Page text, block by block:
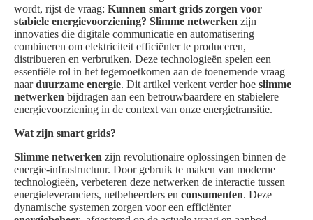
wordt, rijst de vraag: Kunnen smart grids zorgen voor
stabiele energievoorziening? Slimme netwerken zijn
innovaties die digitale communicatie en automatisering
combineren om elektriciteit efficiënter te produceren,
distribueren en verbruiken. Deze technologieën spelen een
essentiële rol in het tegemoetkomen aan de toenemende vraag
naarduurzame energie. Dit artikel verkent verder hoe slimme
netwerken bijdragen aan een betrouwbaardere en stabielere
energievoorziening in de context van onze energietransitie.
Wat zijn smart grids?
Slimme netwerken zijn revolutionaire oplossingen binnen de
energie-infrastructuur. Door gebruik te maken van moderne
technologieën, verbeteren deze netwerken de interactie tussen
energieleveranciers, netbeheerders en consumenten. Deze
dynamische systemen zorgen voor een efficiënter